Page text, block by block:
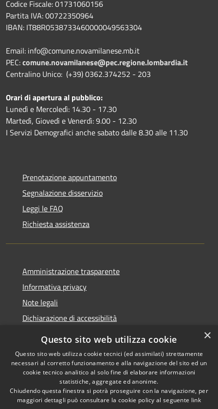
Codice Fiscale: 01731060156
Partita IVA: 00722350964
IBAN: IT88R0538733460000049563304
Email: info@comune.novamilanese.mb.it
PEC:comune.novamilanese@pec.regione.lombardia.it
Centralino Unico: (+39) 0362.374252 - 203
Orari di apertura al pubblico:
Lunedì e Mercoledì: 14.30 - 17.30
Martedì, Giovedì e Venerdì: 9.00 - 12.30
I Servizi Demografici anche sabato dalle 8.30 alle 11.30
Prenotazione appuntamento
Segnalazione disservizio
Leggi le FAQ
Richiesta assistenza
Amministrazione trasparente
Informativa privacy
Note legali
Dichiarazione di accessibilità
RSS
Privacy
Cookie
Copyright © 2026 • Comune di
Nova Milanese • Powered by
Municipium•Accesso
redazione
×
Questo sito web utilizza cookie
Questo sito web utilizza cookie tecnici (ed assimilati) strettamente
necessari al corretto funzionamento e alla navigazione del sito ed un
cookie tecnico analitico al solo fine di elaborare informazioni
statistiche, aggregate ed anonime.
Chiudendo questa finestra si potrà proseguire con la navigazione, per
maggiori dettagli può consultare la cookie policy al seguente link